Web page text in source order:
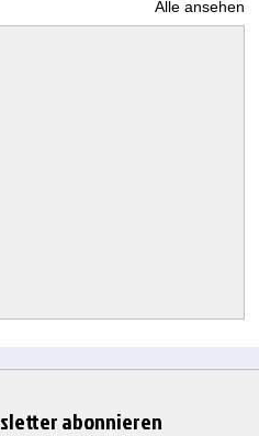
Alle ansehen
abonnieren